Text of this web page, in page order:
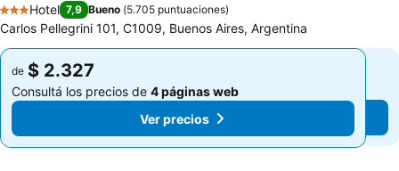
3 Estrellas
Hotel 7,9 Bueno (5.705 puntuaciones)
Carlos Pellegrini 101, C1009, Buenos Aires, Argentina
de $ 2.327
Consultá los precios de 4 páginas web
Ver precios
de $ 2.327
Consultá los precios de 4 páginas web
Ver precios